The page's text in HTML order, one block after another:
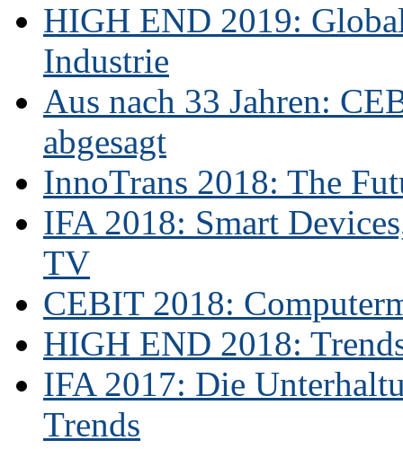
HIGH END 2019:
Industrie
Aus nach 33 Jahren:
abgesagt
InnoTrans 2018: The
IFA 2018: Smart
TV
CEBIT 2018:
HIGH END 2018:
IFA 2017: Die
Trends